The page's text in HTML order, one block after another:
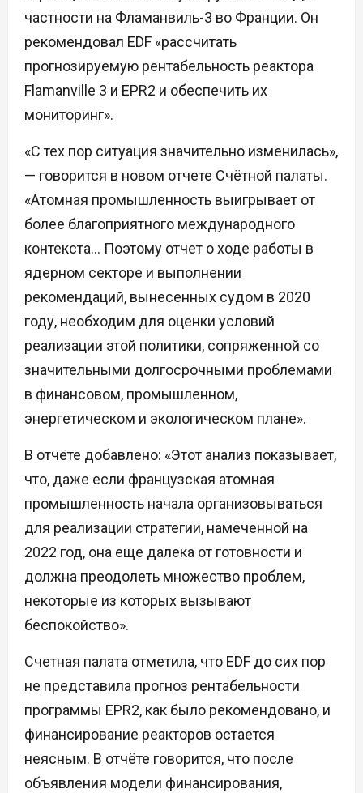
частности на Фламанвиль-3 во Франции. Он
рекомендовал EDF «рассчитать
прогнозируемую рентабельность реактора
Flamanville 3 и EPR2 и обеспечить их
мониторинг».
«С тех пор ситуация значительно изменилась»,
— говорится в новом отчете Счётной палаты.
«Атомная промышленность выигрывает от
более благоприятного международного
контекста… Поэтому отчет о ходе работы в
ядерном секторе и выполнении
рекомендаций, вынесенных судом в 2020
году, необходим для оценки условий
реализации этой политики, сопряженной со
значительными долгосрочными проблемами
в финансовом, промышленном,
энергетическом и экологическом плане».
В отчёте добавлено: «Этот анализ показывает,
что, даже если французская атомная
промышленность начала организовываться
для реализации стратегии, намеченной на
2022 год, она еще далека от готовности и
должна преодолеть множество проблем,
некоторые из которых вызывают
беспокойство».
Счетная палата отметила, что EDF до сих пор
не представила прогноз рентабельности
программы EPR2, как было рекомендовано, и
финансирование реакторов остается
неясным. В отчёте говорится, что после
объявления модели финансирования,